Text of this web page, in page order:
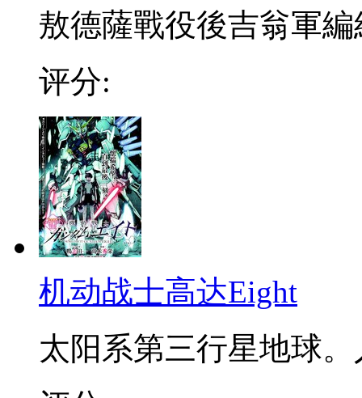
敖德薩戰役後吉翁軍
评分:
机动战士高达Eight
太阳系第三行星地球